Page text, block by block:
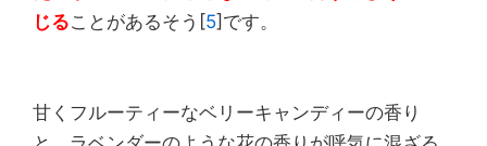
じることがあるそう[5]です。
甘くフルーティーなベリーキャンディーの香り